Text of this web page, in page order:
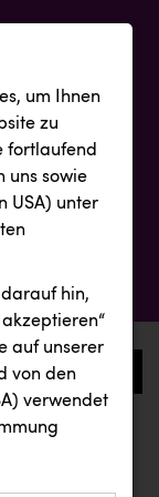
0
um Ihnen
zu
fortlaufend
uns sowie
USA) unter
hin,
auf unserer
von den
verwendet